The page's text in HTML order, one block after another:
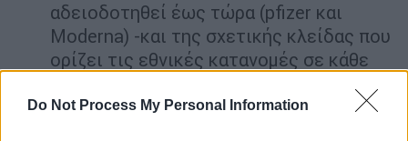
Do Not Process My Personal Information
αδειοδοτηθεί έως τώρα (pfizer και
Moderna) -και της σχετικής κλείδας που
ορίζει τις εθνικές κατανομές σε κάθε
να παραδοθούν για τον Ιανουάριο